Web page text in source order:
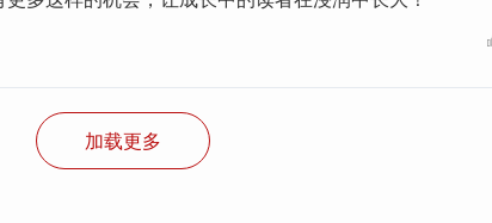
加载更多